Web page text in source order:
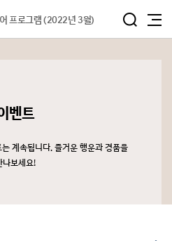
프로그램 (2022년 3월)
벤트
계속됩니다. 즐거운 행운과 경품을
나보세요!